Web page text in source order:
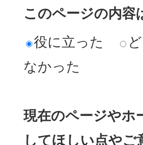
このページの内容
役に立った
なかった
現在のページやホ
してほしい点や